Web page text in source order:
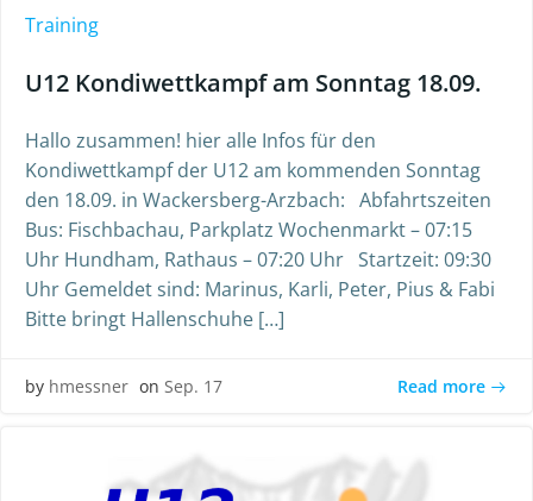
Training
U12 Kondiwettkampf am Sonntag 18.09.
Hallo zusammen! hier alle Infos für den
Kondiwettkampf der U12 am kommenden Sonntag
den 18.09. in Wackersberg-Arzbach: Abfahrtszeiten
Bus: Fischbachau, Parkplatz Wochenmarkt – 07:15
Uhr Hundham, Rathaus – 07:20 Uhr Startzeit: 09:30
Uhr Gemeldet sind: Marinus, Karli, Peter, Pius & Fabi
Bitte bringt Hallenschuhe […]
by hmessner on Sep. 17 Read more